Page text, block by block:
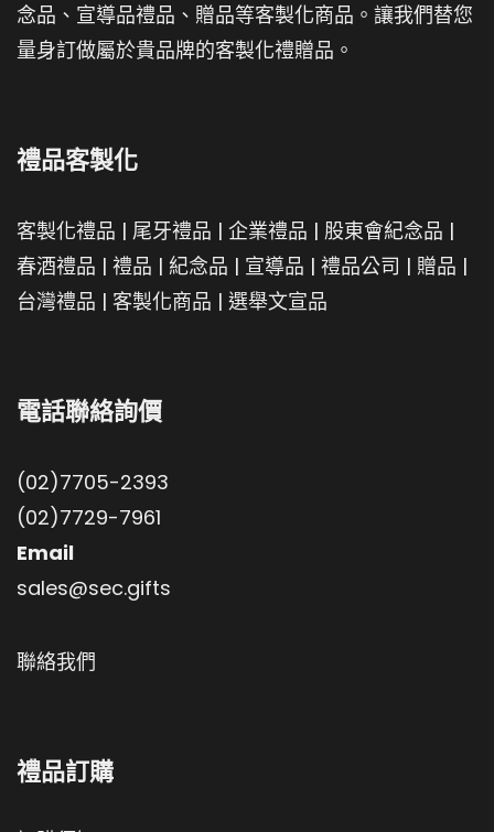
念品、宣導品禮品、贈品等客製化商品。讓我們替您
量身訂做屬於貴品牌的客製化禮贈品。
禮品客製化
客製化禮品 | 尾牙禮品 | 企業禮品 | 股東會紀念品 |
春酒禮品 | 禮品 | 紀念品 | 宣導品 | 禮品公司 | 贈品 |
台灣禮品 | 客製化商品 | 選舉文宣品
電話聯絡詢價
(02)7705-2393
(02)7729-7961
Email
sales@sec.gifts
聯絡我們
禮品訂購